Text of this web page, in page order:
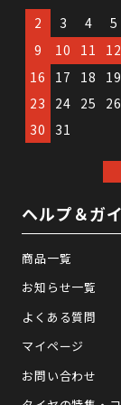
2
3 4 5
9
10 11 12
16
17 18 19
23
24 25 26
30
31
ヘルプ＆ガ
商品一覧
お知らせ一覧
よくある質問
マイページ
お問い合わせ